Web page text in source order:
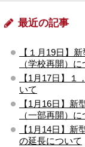
最近の記事
【１月19日】
（学校再開）に
【1月17日】
いて
【1月16日】
（一部再開）に
【1月14日】
の延長について